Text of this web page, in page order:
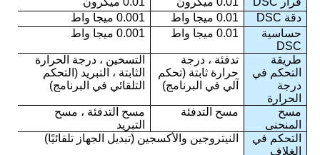
دقة DSC
0.01 ميجا واط
0.001 ميجا واط
حساسية
DSC
0.01 ميجا واط 0.001 ميجا واط
طريقة
التحكم في
درجة
الحرارة
تدفئة ، درجة
حرارة ثابتة (تحكم
آلي في البرنامج)
التسخين ، درجة الحرارة
الثابتة ، التبريد (التحكم
التلقائي في البرنامج)
مسح
المنحنى
مسح التدفئة
مسح التدفئة ، مسح
التبريد
التحكم في
الغلاف
النيتروجين والأكسجين (تبديل الجهاز تلقائيًا)